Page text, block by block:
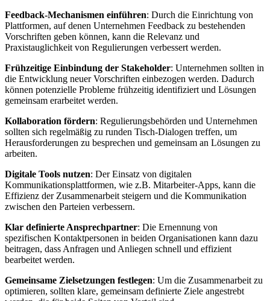
Feedback-Mechanismen einführen: Durch die Einrichtung von
⁣Plattformen,‌ auf⁤ denen Unternehmen Feedback zu bestehenden
‌Vorschriften geben können, kann die ​Relevanz und
Praxistauglichkeit von Regulierungen ⁤verbessert⁤ werden.
Frühzeitige⁢ Einbindung⁣ der Stakeholder: Unternehmen‌ sollten in
die Entwicklung⁤ neuer Vorschriften einbezogen werden. Dadurch
können potenzielle Probleme frühzeitig⁤ identifiziert und⁢ Lösungen⁤
gemeinsam ⁢erarbeitet ⁣werden.
Kollaboration fördern:‍ Regulierungsbehörden‌ und Unternehmen
sollten sich regelmäßig zu runden ⁣Tisch-Dialogen treffen, um
Herausforderungen zu ‍besprechen und gemeinsam an Lösungen zu
arbeiten.
Digitale Tools nutzen: Der ​Einsatz von⁢ digitalen
Kommunikationsplattformen, wie‌ z.B.⁢ Mitarbeiter-Apps, kann‌ die‍
Effizienz ‍der Zusammenarbeit steigern ⁢und die​ Kommunikation
zwischen den Parteien verbessern.
Klar definierte Ansprechpartner: Die Ernennung‍ von
spezifischen⁣ Kontaktpersonen​ in beiden Organisationen⁢ kann dazu
beitragen, dass Anfragen⁢ und ‌Anliegen schnell ⁣und ⁣effizient ​
bearbeitet werden.
Gemeinsame ⁢Zielsetzungen festlegen: Um die Zusammenarbeit zu
optimieren, sollten klare, gemeinsam definierte⁤ Ziele ⁢angestrebt